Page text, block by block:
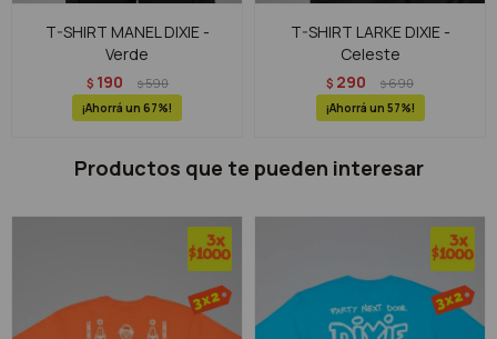
T-SHIRT MANEL DIXIE -
Verde
$ 190 $590
67
T-SHIRT LARKE DIXIE -
Celeste
$ 290 $690
57
Productos que te pueden interesar